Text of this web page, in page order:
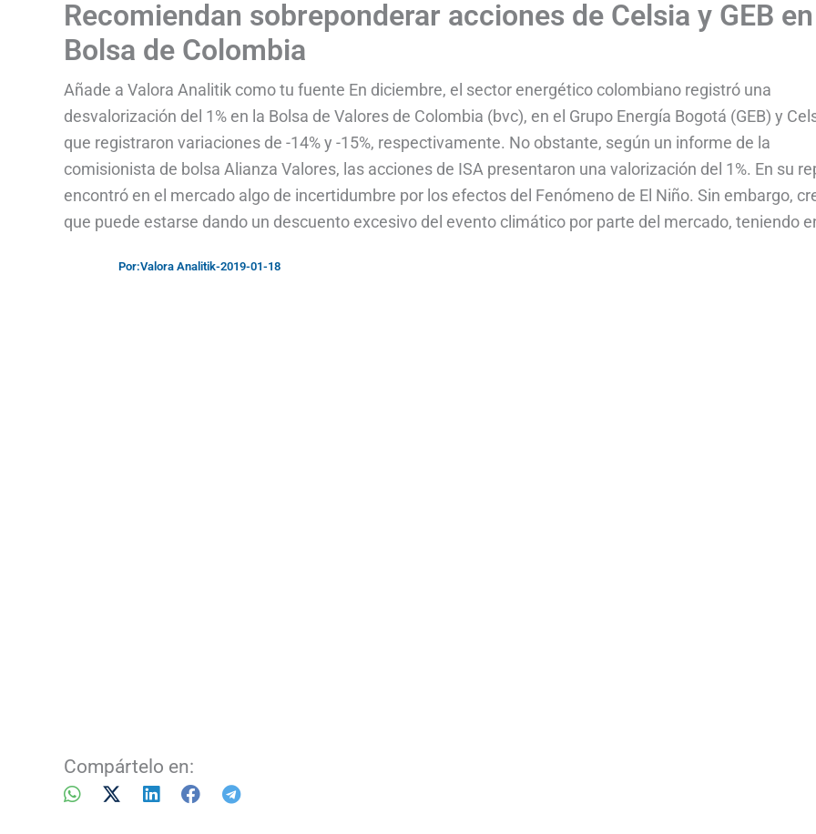
Recomiendan sobreponderar acciones de Celsia y GEB
Bolsa de Colombia
Añade a Valora Analitik como tu fuente En diciembre, el sector energético colombiano registró una
desvalorización del 1% en la Bolsa de Valores de Colombia (bvc), en el Grupo Energía Bogotá (GEB) y
que registraron variaciones de -14% y -15%, respectivamente. No obstante, según un informe de la
comisionista de bolsa Alianza Valores, las acciones de ISA presentaron una valorización del 1%. En su
encontró en el mercado algo de incertidumbre por los efectos del Fenómeno de El Niño. Sin embargo,
que puede estarse dando un descuento excesivo del evento climático por parte del mercado, teniendo
Por:Valora Analitik-2019-01-18
Compártelo en: